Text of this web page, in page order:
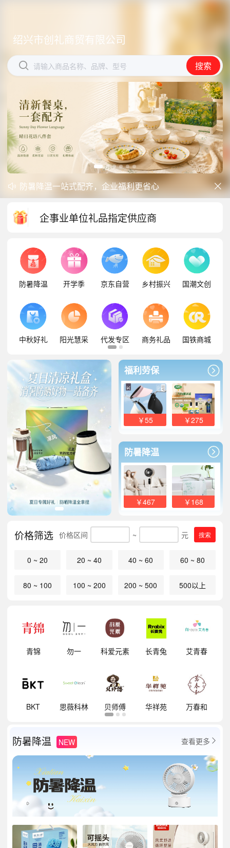
绍兴市创礼商贸有限公司
 请输入商品名称、品牌、型号 搜索
绍兴市创礼商贸有限公司
 请输入商品名称、品牌、型号 搜索

防暑降温一站式配齐，企业福利更省心
开学季礼品专区现已正式上线！

企事业单位礼品指定供应商
防暑降温 开学季 京东自营 乡村振兴 国潮文创
中秋好礼 阳光慧采 代发专区 商务礼品 国铁商城
福利劳保
￥55 ￥275
防暑降温
￥467 ￥168
价格筛选 价格区间 ~ 元 搜索
0 ~ 20 20 ~ 40 40 ~ 60 60 ~ 80
80 ~ 100 100 ~ 200 200 ~ 500 500以上
青锦 勿一 科爱元素 长青兔 艾青春
BKT 思薇科林 贝师傅 华祥苑 万春和
防暑降温 NEW 查看更多 